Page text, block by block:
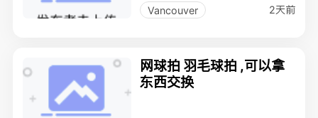
Vancouver 2天前
网球拍 羽毛球拍 ,可以拿
东西交换